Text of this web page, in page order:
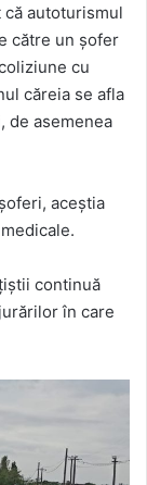
autoturismul
către un șofer
cu
căreia se afla
de asemenea
aceștia
continuă
în care